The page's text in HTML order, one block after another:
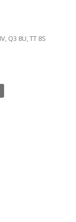
Q3 8U, TT 8S